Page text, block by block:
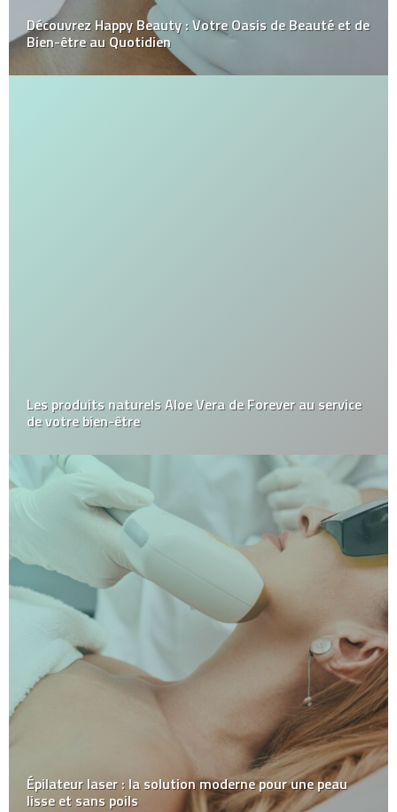
Découvrez Happy Beauty : Votre Oasis de Beauté et de
Bien-être au Quotidien
Les produits naturels Aloe Vera de Forever au service
de votre bien-être
Épilateur laser : la solution moderne pour une peau
lisse et sans poils